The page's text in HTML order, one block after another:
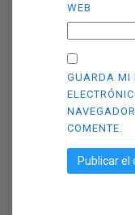
WEB
GUARDA MI
COMENTE.